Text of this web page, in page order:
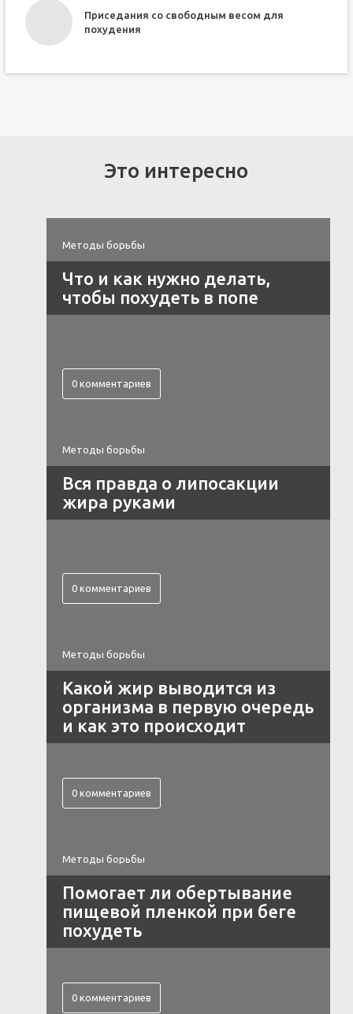
Приседания со свободным весом для
похудения
Это интересно
Методы борьбы
Что и как нужно делать,
чтобы похудеть в попе
0 комментариев
Методы борьбы
Вся правда о липосакции
жира руками
0 комментариев
Методы борьбы
Какой жир выводится из
организма в первую очередь
и как это происходит
0 комментариев
Методы борьбы
Помогает ли обертывание
пищевой пленкой при беге
похудеть
0 комментариев